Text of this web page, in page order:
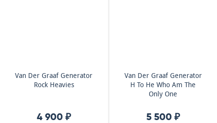
Van Der Graaf Generator
Rock Heavies
4 900 ₽
Van Der Graaf Generator
H To He Who Am The
Only One
5 500 ₽